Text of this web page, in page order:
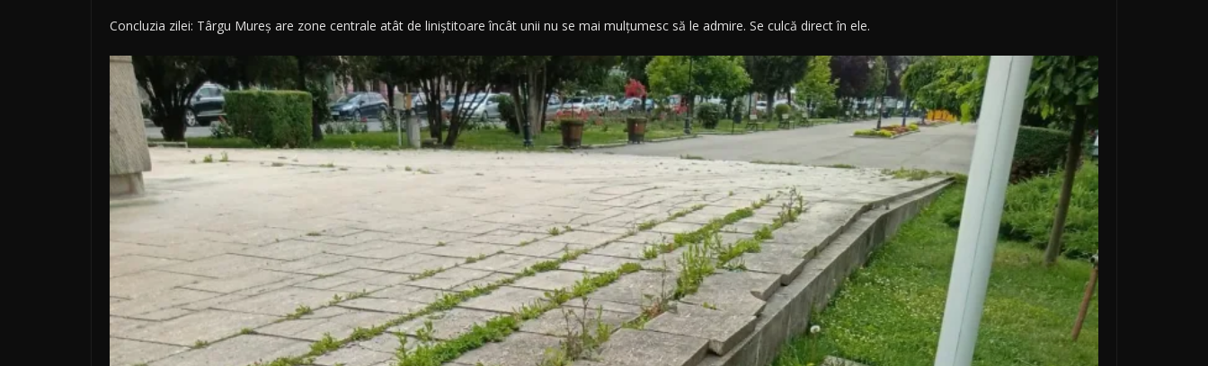
Concluzia zilei: Târgu Mureș are zone centrale atât de liniștitoare încât unii nu se mai mulțumesc să le admire. Se culcă direct în ele.